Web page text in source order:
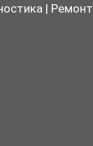
| Ремонт